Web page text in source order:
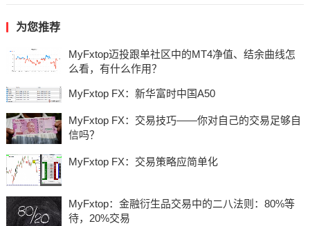
为您推荐
MyFxtop迈投跟单社区中的MT4净值、结余曲线怎
么看，有什么作用？
MyFxtop FX：新华富时中国A50
MyFxtop FX：交易技巧——你对自己的交易足够自
信吗？
MyFxtop FX：交易策略应简单化
MyFxtop：金融衍生品交易中的二八法则：80%等
待，20%交易